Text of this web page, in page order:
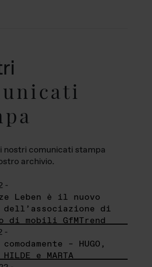
nostri comunicati stampa
archivio.
-
Leben è il nuovo
dell’associazione di
di mobili GfMTrend
-
– HUGO,
e MARTA